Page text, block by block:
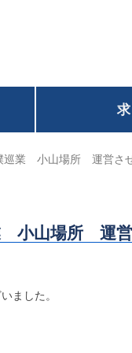
業 小山場所 運営させ
山場所 運営
ました。